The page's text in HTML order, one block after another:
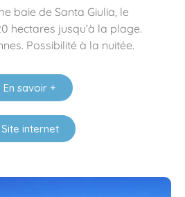
baie de Santa Giulia, le
hectares jusqu’à la plage.
Possibilité à la nuitée.
En savoir +
Site internet